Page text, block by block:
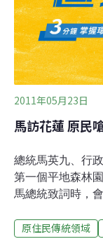
到，日本人來的
部落原首Weh
經歷多次武裝抗
定，糖廠開
2011年05月23日
馬訪花蓮 原民
總統馬英九、行
第一個平地森林
馬總統致詞時，
發推擠。包括原
原住民傳統領域